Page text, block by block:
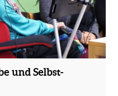
und Selbst-